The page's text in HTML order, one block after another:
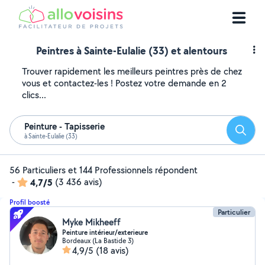
Peintres à Sainte-Eulalie (33) et alentours
Trouver rapidement les meilleurs peintres près de chez
vous et contactez-les ! Postez votre demande en 2
clics...
Peinture - Tapisserie
à Sainte-Eulalie (33)
56 Particuliers et 144 Professionnels répondent
-
4,7/5 (3 436 avis)
Profil boosté
Particulier
Myke Mikheeff
Peinture intérieur/exterieure
Bordeaux (La Bastide 3)
4,9/5 (18 avis)